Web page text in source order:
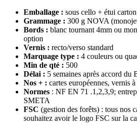
Emballage : sous cello + étui
Grammage : 300 g NOVA
Bords : blanc tournant 4mm ou
option
Vernis : recto/verso standard
Marquage type : 4 couleurs ou
Min de qté : 500
Délai : 5 semaines après accord du
Nos + : cartes européennes, vernis à
Normes : NF EN 71 .1,2,3,9;
SMETA
FSC (gestion des forêts) : tous nos
souhaitez avoir le logo FSC sur la